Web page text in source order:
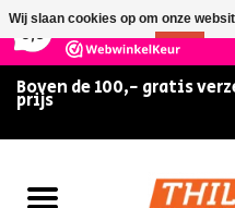
147
Boven de 100,- gratis
prijs
Home
Wij slaan cookies op om onze
Nee